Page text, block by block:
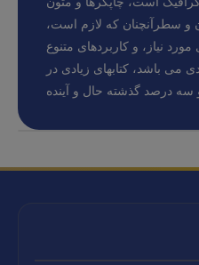
و سطرآنچنان که لازم است،
نیاز، و کاربردهای متنوع
می باشد، کتابهای زیادی در